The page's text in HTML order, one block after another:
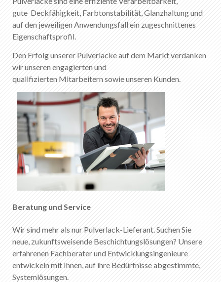
gute Deckfähigkeit, Farbtonstabilität, Glanzhaltung und
auf den jeweiligen Anwendungsfall ein zugeschnittenes
Eigenschaftsprofil.
Den Erfolg unserer Pulverlacke auf dem Markt verdanken
wir unseren engagierten und
qualifizierten Mitarbeitern sowie unseren Kunden.
Beratung und Service
Wir sind mehr als nur Pulverlack-Lieferant. Suchen Sie
neue, zukunftsweisende Beschichtungslösungen? Unsere
erfahrenen Fachberater und Entwicklungsingenieure
entwickeln mit Ihnen, auf ihre Bedürfnisse abgestimmte,
Systemlösungen.